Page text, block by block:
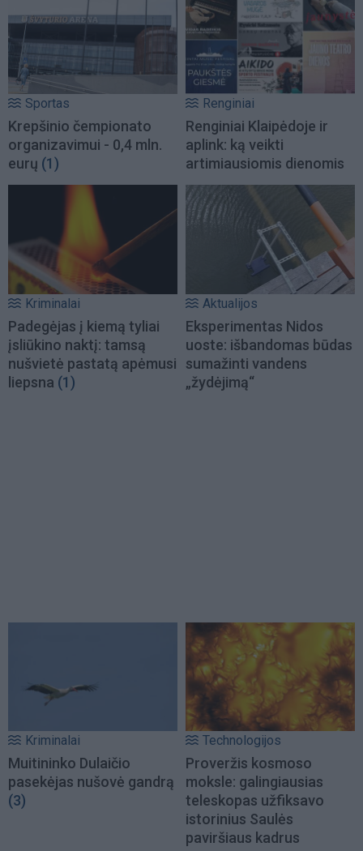
Sportas
Krepšinio čempionato
organizavimui - 0,4 mln.
eurų (1)
Renginiai
Renginiai Klaipėdoje ir
aplink: ką veikti
artimiausiomis dienomis
Kriminalai
Padegėjas į kiemą tyliai
įsliūkino naktį: tamsą
nušvietė pastatą apėmusi
liepsna (1)
Aktualijos
Eksperimentas Nidos
uoste: išbandomas būdas
sumažinti vandens
„žydėjimą“
Kriminalai
Muitininko Dulaičio
pasekėjas nušovė gandrą
(3)
Technologijos
Proveržis kosmoso
moksle: galingiausias
teleskopas užfiksavo
istorinius Saulės
paviršiaus kadrus